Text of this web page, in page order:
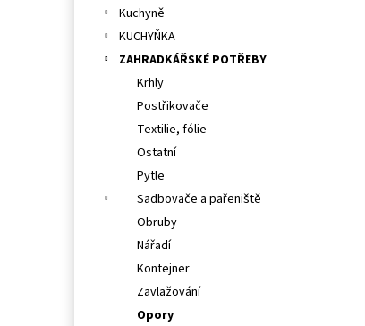
Kuchyně
KUCHYŇKA
ZAHRADKÁŘSKÉ POTŘEBY
Krhly
Postřikovače
Textilie, fólie
Ostatní
Pytle
Sadbovače a pařeniště
Obruby
Nářadí
Kontejner
Zavlažování
Opory